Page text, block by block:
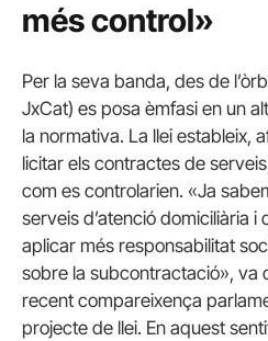
més control»
Per la seva banda, des de
JxCat) es posa èmfasi en un
la normativa. La llei estableix,
licitar els contractes de
com es controlarien. «Ja
serveis d’atenció domiciliària i
aplicar més responsabilitat
sobre la subcontractació», va
recent compareixença
projecte de llei. En aquest